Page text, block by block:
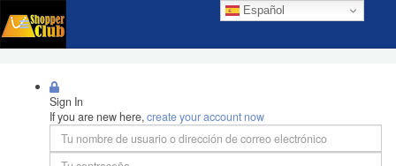
Español
Sign In
If you are new here,create your account now